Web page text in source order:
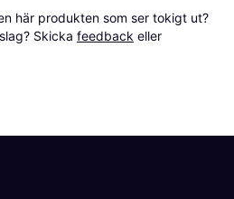
här produkten som ser tokigt ut?
Skicka feedback eller